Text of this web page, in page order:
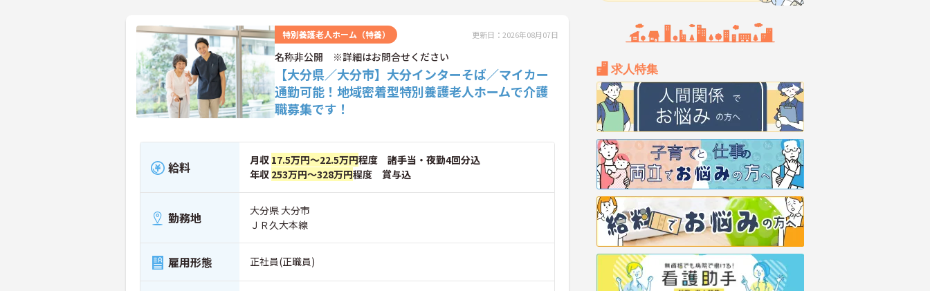
求人特集
特別養護老人ホーム（特養） 更新日：2026年08月07日
名称非公開 ※詳細はお問合せください
【大分県／大分市】大分インターそば／マイカー
通勤可能！地域密着型特別養護老人ホームで介護
職募集です！
給料 月収 17.5万円～22.5万円程度 諸手当・夜勤4回分込
年収 253万円～328万円程度 賞与込
勤務地
大分県 大分市
ＪＲ久大本線
雇用形態 正社員(正職員)